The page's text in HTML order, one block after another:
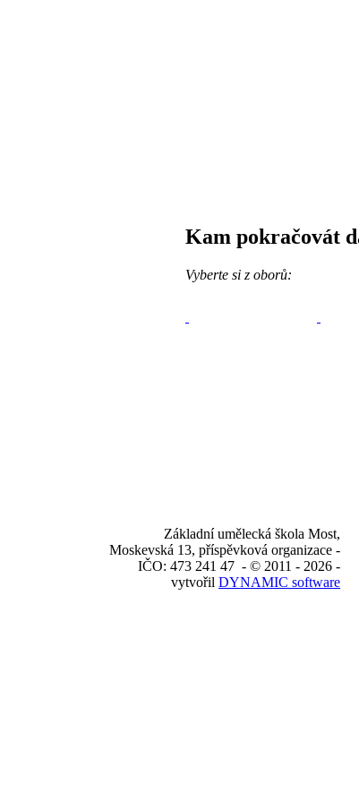
Kam pokračovát
Vyberte si z oborů:
Základní umělecká škola Most,
Moskevská 13, příspěvková organizace -
IČO: 473 241 47 - © 2011 - 2026 -
vytvořil DYNAMIC software